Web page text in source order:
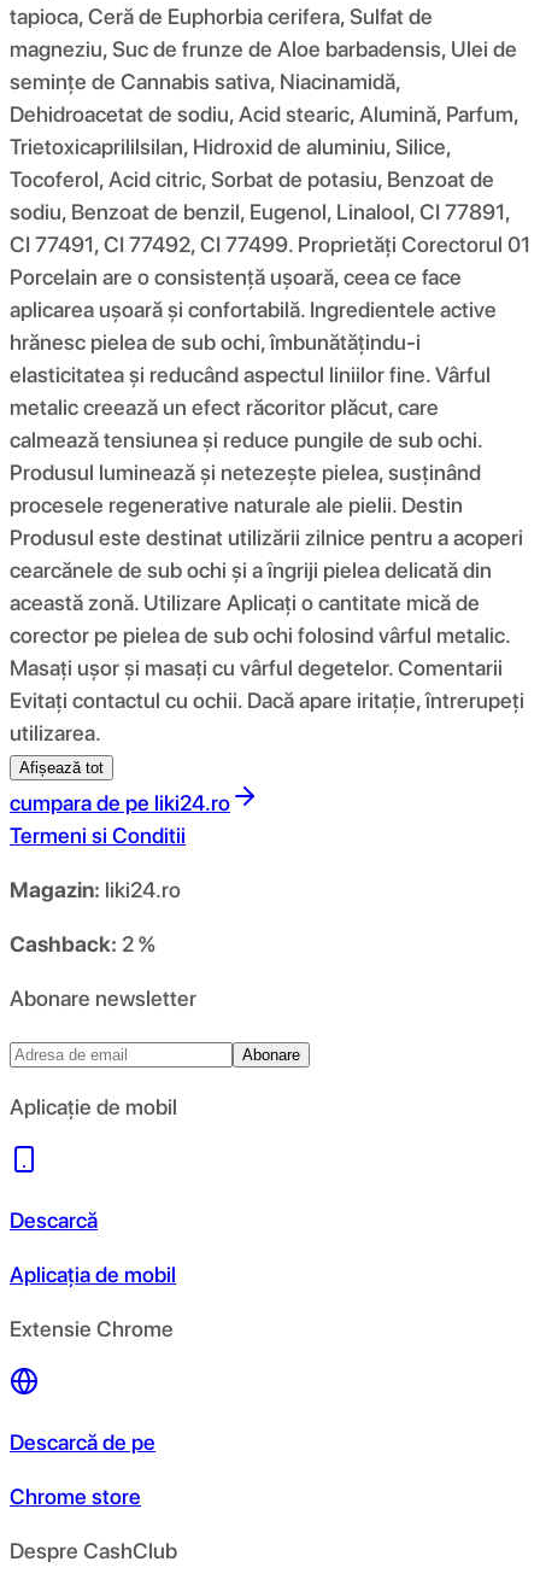
tapioca, Ceră de Euphorbia cerifera, Sulfat de
magneziu, Suc de frunze de Aloe barbadensis, Ulei de
semințe de Cannabis sativa, Niacinamidă,
Dehidroacetat de sodiu, Acid stearic, Alumină, Parfum,
Trietoxicaprililsilan, Hidroxid de aluminiu, Silice,
Tocoferol, Acid citric, Sorbat de potasiu, Benzoat de
sodiu, Benzoat de benzil, Eugenol, Linalool, CI 77891,
CI 77491, CI 77492, CI 77499. Proprietăți Corectorul 01
Porcelain are o consistență ușoară, ceea ce face
aplicarea ușoară și confortabilă. Ingredientele active
hrănesc pielea de sub ochi, îmbunătățindu-i
elasticitatea și reducând aspectul liniilor fine. Vârful
metalic creează un efect răcoritor plăcut, care
calmează tensiunea și reduce pungile de sub ochi.
Produsul luminează și netezește pielea, susținând
procesele regenerative naturale ale pielii. Destin
Produsul este destinat utilizării zilnice pentru a acoperi
cearcănele de sub ochi și a îngriji pielea delicată din
această zonă. Utilizare Aplicați o cantitate mică de
corector pe pielea de sub ochi folosind vârful metalic.
Masați ușor și masați cu vârful degetelor. Comentarii
Evitați contactul cu ochii. Dacă apare iritație, întrerupeți
utilizarea.
Afișează tot
cumpara de pe liki24.ro
Termeni si Conditii
Magazin: liki24.ro
Cashback: 2 %
Abonare newsletter
Abonare
Aplicație de mobil
Descarcă
Aplicația de mobil
Extensie Chrome
Descarcă de pe
Chrome store
Despre CashClub